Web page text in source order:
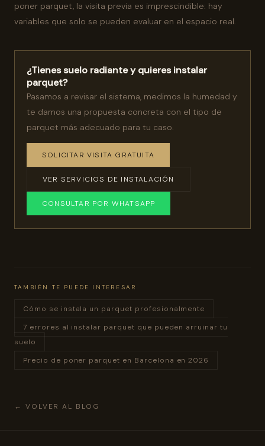
poner parquet, la visita previa es imprescindible: hay
variables que solo se pueden evaluar en el espacio real.
¿Tienes suelo radiante y quieres instalar
parquet?
Pasamos a revisar el sistema, medimos la humedad y
te damos una propuesta concreta con el tipo de
parquet más adecuado para tu caso.
SOLICITAR VISITA GRATUITA
VER SERVICIOS DE INSTALACIÓN
CONSULTAR POR WHATSAPP
TAMBIÉN TE PUEDE INTERESAR
Cómo se instala un parquet profesionalmente
7 errores al instalar parquet que pueden arruinar tu
suelo
Precio de poner parquet en Barcelona en 2026
← VOLVER AL BLOG